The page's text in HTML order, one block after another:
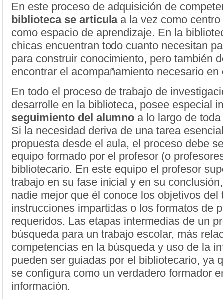
En este proceso de adquisición de
biblioteca se articulaa la vez como centro
como espacio de aprendizaje. En la
chicas encuentran todo cuanto necesitan
para construir conocimiento, pero también
encontrar el acompañamiento necesario en
En todo el proceso de trabajo de
desarrolle en la biblioteca, posee especial
seguimiento del alumno a lo largo de
Si la necesidad deriva de una tarea
propuesta desde el aula, el proceso debe
equipo formado por el profesor (o
bibliotecario. En este equipo el profesor
trabajo en su fase inicial y en su
nadie mejor que él conoce los objetivos del
instrucciones impartidas o los formatos de
requeridos. Las etapas intermedias de un
búsqueda para un trabajo escolar, más
competencias en la búsqueda y uso de la
pueden ser guiadas por el bibliotecario, ya
se configura como un verdadero formador
información.